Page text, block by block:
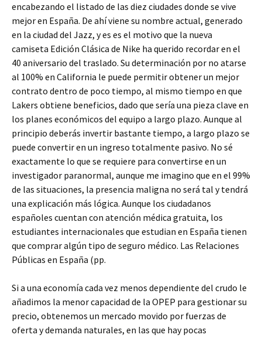
encabezando el listado de las diez ciudades donde se vive
mejor en España. De ahí viene su nombre actual, generado
en la ciudad del Jazz, y es es el motivo que la nueva
camiseta Edición Clásica de Nike ha querido recordar en el
40 aniversario del traslado. Su determinación por no atarse
al 100% en California le puede permitir obtener un mejor
contrato dentro de poco tiempo, al mismo tiempo en que
Lakers obtiene beneficios, dado que sería una pieza clave en
los planes económicos del equipo a largo plazo. Aunque al
principio deberás invertir bastante tiempo, a largo plazo se
puede convertir en un ingreso totalmente pasivo. No sé
exactamente lo que se requiere para convertirse en un
investigador paranormal, aunque me imagino que en el 99%
de las situaciones, la presencia maligna no será tal y tendrá
una explicación más lógica. Aunque los ciudadanos
españoles cuentan con atención médica gratuita, los
estudiantes internacionales que estudian en España tienen
que comprar algún tipo de seguro médico. Las Relaciones
Públicas en España (pp.
Si a una economía cada vez menos dependiente del crudo le
añadimos la menor capacidad de la OPEP para gestionar su
precio, obtenemos un mercado movido por fuerzas de
oferta y demanda naturales, en las que hay pocas